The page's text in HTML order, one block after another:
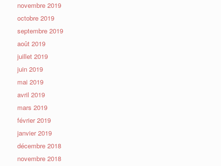
novembre 2019
octobre 2019
septembre 2019
août 2019
juillet 2019
juin 2019
mai 2019
avril 2019
mars 2019
février 2019
janvier 2019
décembre 2018
novembre 2018